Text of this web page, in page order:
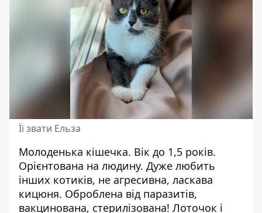
Її звати Ельза
Молоденька кішечка. Вік до 1,5 років.
Орієнтована на людину. Дуже любить
інших котиків, не агресивна, ласкава
кицюня. Оброблена від паразитів,
вакцинована, стерилізована! Лоточок і